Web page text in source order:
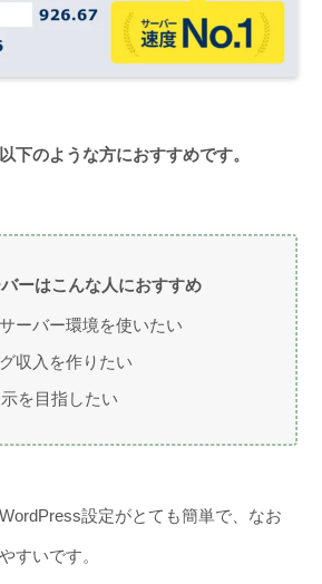
下のような方におすすめです。
ーはこんな人におすすめ
ーバー環境を使いたい
収入を作りたい
を目指したい
設定がとても簡単で、なお
すいです。